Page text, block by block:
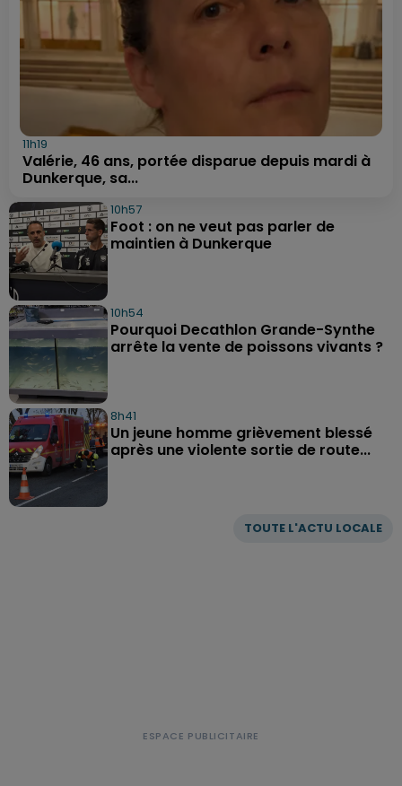
TOUTE L'ACTU LOCALE
11h19
Valérie, 46 ans, portée disparue depuis mardi à
Dunkerque, sa...
10h57
Foot : on ne veut pas parler de
maintien à Dunkerque
10h54
Pourquoi Decathlon Grande-Synthe
arrête la vente de poissons vivants ?
8h41
Un jeune homme grièvement blessé
après une violente sortie de route...